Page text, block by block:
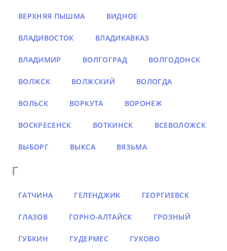
ВЕРХНЯЯ ПЫШМА ВИДНОЕ
ВЛАДИВОСТОК ВЛАДИКАВКАЗ
ВЛАДИМИР ВОЛГОГРАД ВОЛГОДОНСК
ВОЛЖСК ВОЛЖСКИЙ ВОЛОГДА
ВОЛЬСК ВОРКУТА ВОРОНЕЖ
ВОСКРЕСЕНСК ВОТКИНСК ВСЕВОЛОЖСК
ВЫБОРГ ВЫКСА ВЯЗЬМА
Г
ГАТЧИНА ГЕЛЕНДЖИК ГЕОРГИЕВСК
ГЛАЗОВ ГОРНО-АЛТАЙСК ГРОЗНЫЙ
ГУБКИН ГУДЕРМЕС ГУКОВО